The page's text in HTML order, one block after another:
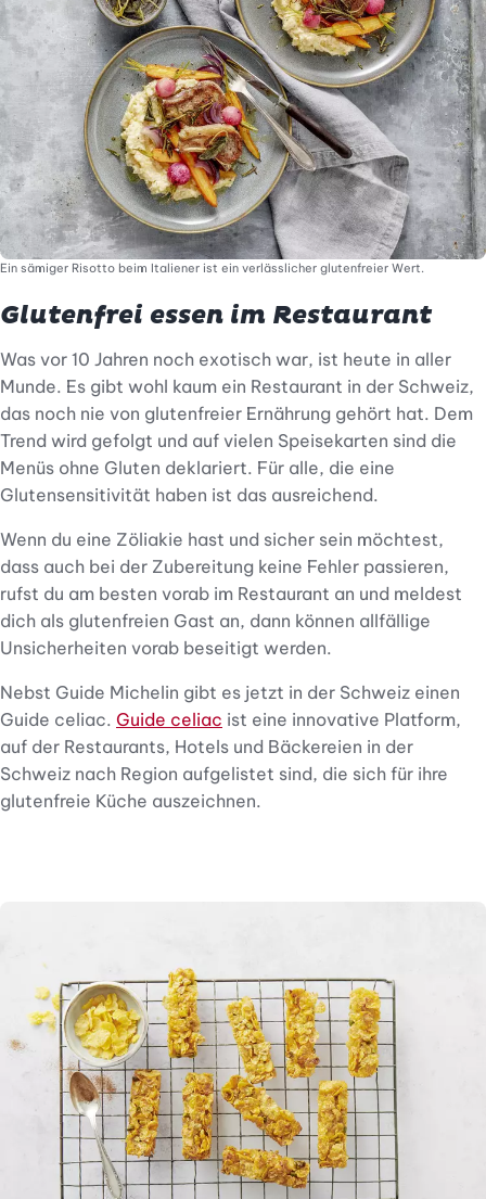
Ein sämiger Risotto beim Italiener ist ein verlässlicher glutenfreier Wert.
Glutenfrei essen im Restaurant
Was vor 10 Jahren noch exotisch war, ist heute in aller
Munde. Es gibt wohl kaum ein Restaurant in der Schweiz,
das noch nie von glutenfreier Ernährung gehört hat. Dem
Trend wird gefolgt und auf vielen Speisekarten sind die
Menüs ohne Gluten deklariert. Für alle, die eine
Glutensensitivität haben ist das ausreichend.
Wenn du eine Zöliakie hast und sicher sein möchtest,
dass auch bei der Zubereitung keine Fehler passieren,
rufst du am besten vorab im Restaurant an und meldest
dich als glutenfreien Gast an, dann können allfällige
Unsicherheiten vorab beseitigt werden.
Nebst Guide Michelin gibt es jetzt in der Schweiz einen
Guide celiac. Guide celiac ist eine innovative Platform,
auf der Restaurants, Hotels und Bäckereien in der
Schweiz nach Region aufgelistet sind, die sich für ihre
glutenfreie Küche auszeichnen.